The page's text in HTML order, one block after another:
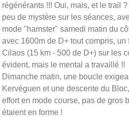
régénérants !!! Oui, mais, et le trail
peu de mystère sur les séances,
mode "hamster" samedi matin du
avec 1600m de D+ tout compris,
Cilaos (15 km - 500 de D+) sur les
évident, mais le mental a travaillé !!
Dimanche matin, une boucle
Kervéguen et une descente du
effort en mode course, pas de gros
étaient en forme !